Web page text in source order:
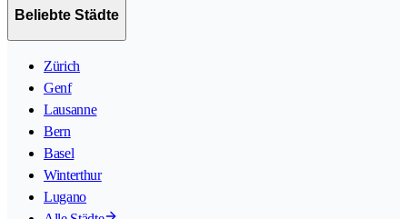
Beliebte Städte
Zürich
Genf
Lausanne
Bern
Basel
Winterthur
Lugano